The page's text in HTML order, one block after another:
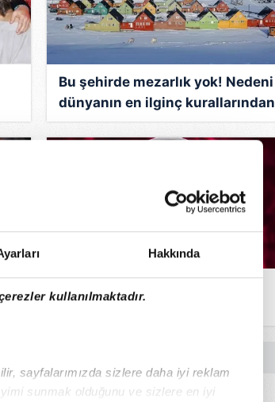
Hakkında
kullanılmaktadır.
sayfalarımızda sizlere daha iyi reklam
sunmak olduğunu ve sizlere en iyi
Bu şehirde mezarlık yok! Nedeni
dünyanın en ilginç kurallarından
biri